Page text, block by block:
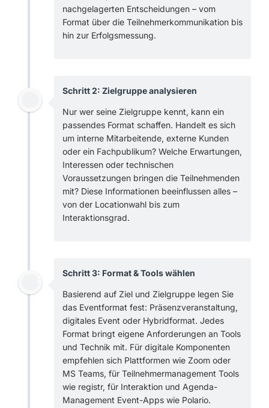
nachgelagerten Entscheidungen – vom
Format über die Teilnehmerkommunikation bis
hin zur Erfolgsmessung.
Schritt 2: Zielgruppe analysieren
Nur wer seine Zielgruppe kennt, kann ein
passendes Format schaffen. Handelt es sich
um interne Mitarbeitende, externe Kunden
oder ein Fachpublikum? Welche Erwartungen,
Interessen oder technischen
Voraussetzungen bringen die Teilnehmenden
mit? Diese Informationen beeinflussen alles –
von der Locationwahl bis zum
Interaktionsgrad.
Schritt 3: Format & Tools wählen
Basierend auf Ziel und Zielgruppe legen Sie
das Eventformat fest: Präsenzveranstaltung,
digitales Event oder Hybridformat. Jedes
Format bringt eigene Anforderungen an Tools
und Technik mit. Für digitale Komponenten
empfehlen sich Plattformen wie Zoom oder
MS Teams, für Teilnehmermanagement Tools
wie registr, für Interaktion und Agenda-
Management Event-Apps wie Polario.